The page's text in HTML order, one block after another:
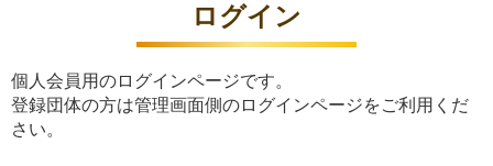
ログイン
個人会員用のログインページです。
登録団体の方は管理画面側のログインページをご利用くだ
さい。